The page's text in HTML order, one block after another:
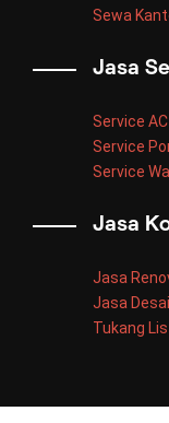
Sewa
Jasa
Service AC
Service
Service
Jasa
Jasa
Jasa
Tukang